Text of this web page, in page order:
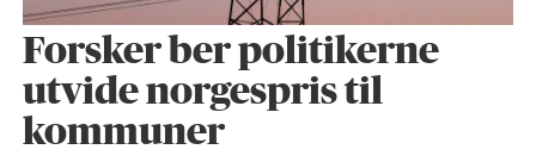
Forsker ber politikerne
utvide norgespris til
kommuner